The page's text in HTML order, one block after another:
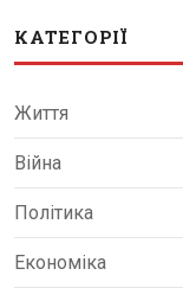
КАТЕГОРІЇ
Життя
Війна
Політика
Економіка